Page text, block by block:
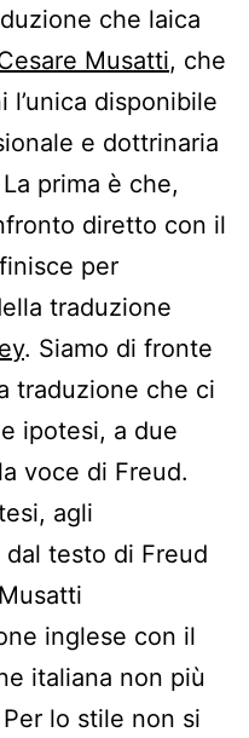
che laica
Musatti, che
l’unica disponibile
e dottrinaria
prima è che,
diretto con il
per
traduzione
. Siamo di fronte
traduzione che ci
ipotesi, a due
voce di Freud.
agli
testo di Freud
inglese con il
italiana non più
lo stile non si